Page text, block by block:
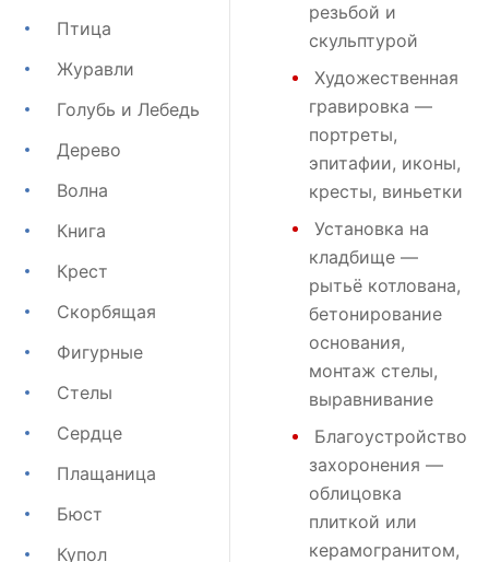
Птица
Журавли
Голубь и Лебедь
Дерево
Волна
Книга
Крест
Скорбящая
Фигурные
Стелы
Сердце
Плащаница
Бюст
Купол
резьбой и
скульптурой
Художественная
гравировка —
портреты,
эпитафии, иконы,
кресты, виньетки
Установка на
кладбище —
рытьё котлована,
бетонирование
основания,
монтаж стелы,
выравнивание
Благоустройство
захоронения —
облицовка
плиткой или
керамогранитом,